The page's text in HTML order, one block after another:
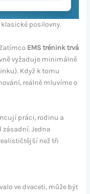
posilovny.
EMS trénink trvá
vyžaduje minimálně
Když k tomu
reálně mluvíme o
práci, rodinu a
Jedna
než tři
ve dvaceti, může být